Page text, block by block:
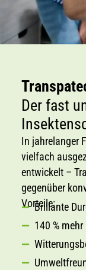
Der fast
In jahrelanger
vielfach
entwickelt –
gegenüber
Vorteile:
Brillante
140 %